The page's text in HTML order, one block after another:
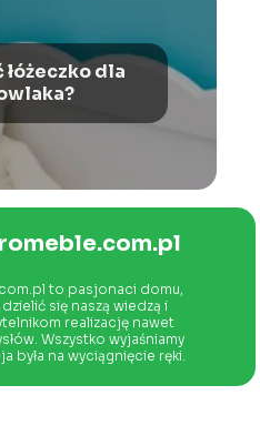
dla
to pasjonaci domu,
się naszą wiedzą i
realizację nawet
Wszystko wyjaśniamy
była na wyciągnięcie ręki.